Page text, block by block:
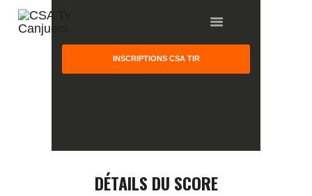
INSCRIPTIONS CSA TIR
GALLERY
COMPETITION
DÉTAILS DU SCORE